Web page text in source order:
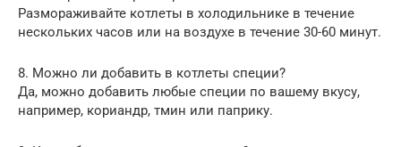
Размораживайте котлеты в холодильнике в течение
нескольких часов или на воздухе в течение 30-60 минут.
8. Можно ли добавить в котлеты специи?
Да, можно добавить любые специи по вашему вкусу,
например, кориандр, тмин или паприку.